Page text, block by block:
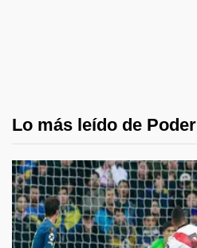
Lo más leído de Poder